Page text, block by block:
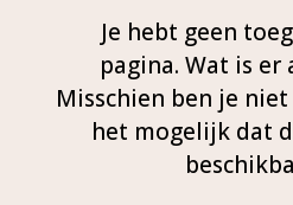
Je hebt geen
pagina. Wat is er
Misschien ben je
het mogelijk dat